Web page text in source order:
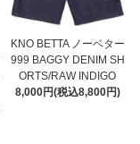
KNO BETTA ノーベター
999 BAGGY DENIM SH
ORTS/RAW INDIGO
8,000円(税込8,800円)